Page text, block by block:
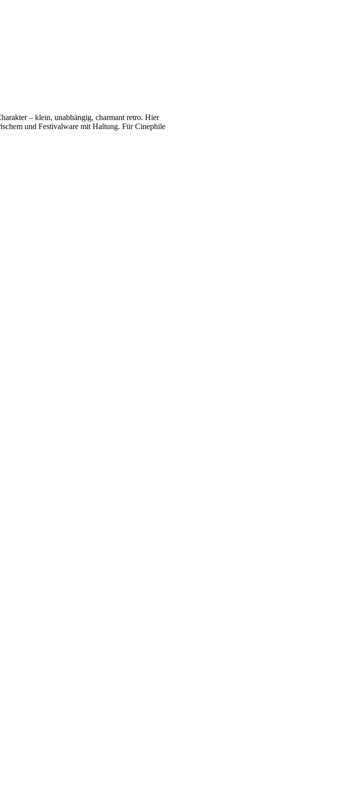
– klein, unabhängig, charmant retro. Hier
und Festivalware mit Haltung. Für Cinephile